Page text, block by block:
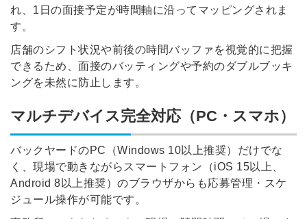
れ、1日の面接予定が時間軸に沿ってマッピングされま
す。
店舗のシフト状況や前後の時間バッファを視覚的に把握
できるため、面接のバッティングや予約のダブルブッキ
ングを未然に防止します。
マルチデバイス完全対応（PC・スマホ）
バックヤードのPC（Windows 10以上推奨）だけでな
く、現場で動きながらスマートフォン（iOS 15以上、
Android 8以上推奨）のブラウザからも応募管理・スケ
ジュール操作が可能です。